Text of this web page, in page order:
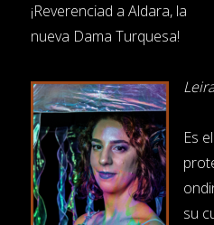
¡Reverenciad a Aldara, la
nueva Dama Turquesa!
Es
su